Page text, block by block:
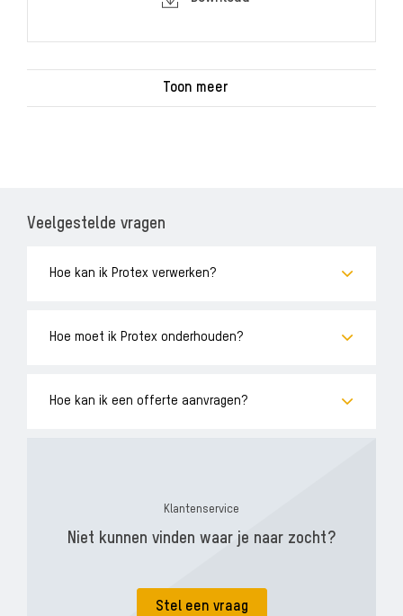
Toon meer
Veelgestelde vragen
Hoe kan ik Protex verwerken?
Hoe moet ik Protex onderhouden?
Hoe kan ik een offerte aanvragen?
Klantenservice
Niet kunnen vinden waar je naar zocht?
Stel een vraag